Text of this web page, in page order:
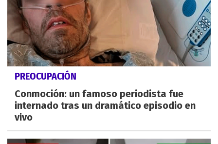
PREOCUPACIÓN
Conmoción: un famoso periodista fue
internado tras un dramático episodio en
vivo